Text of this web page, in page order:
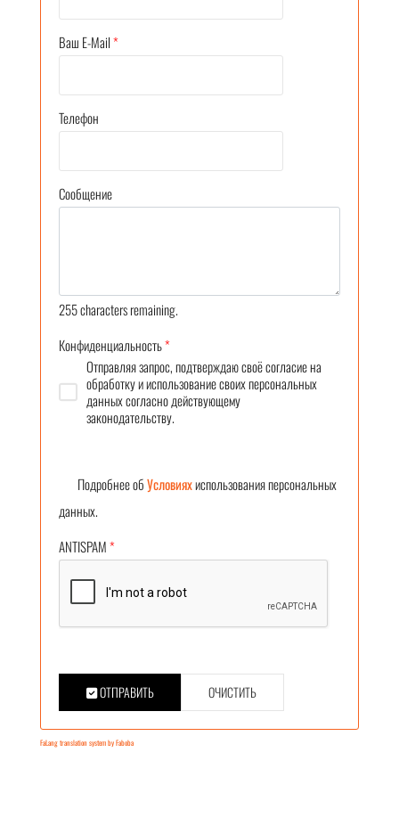
Ваш E-Mail*
Телефон
Сообщение
255characters remaining.
Конфиденциальность*
Отправляя запрос, подтверждаю своё согласие на
обработку и использование своих персональных
данных согласно действующему
законодательству.
Подробнее обУсловияхиспользования персональных
данных.
ANTISPAM*
ОТПРАВИТЬ ОЧИСТИТЬ
FaLang translation system by Faboba